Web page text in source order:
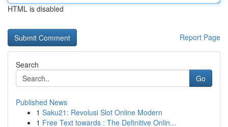
HTML is disabled
Report Page
Search
Go
Published News
1 Saku21: Revolusi Slot Online Modern
1 Free Text towards : The Definitive Onlin...